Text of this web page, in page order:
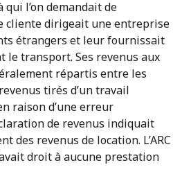
l’on demandait de
cliente dirigeait une entreprise
étrangers et leur fournissait
le transport. Ses revenus aux
répartis entre les
tirés d’un travail
raison d’une erreur
de revenus indiquait
des revenus de location. L’ARC
droit à aucune prestation